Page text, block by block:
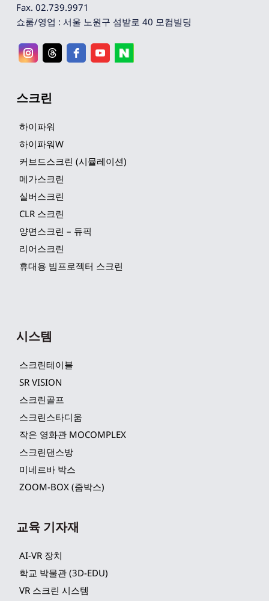
Fax. 02.739.9971
쇼룸/영업 : 서울 노원구 섬밭로 40 모컴빌딩
스크린
하이파워
하이파워W
커브드스크린 (시뮬레이션)
메가스크린
실버스크린
CLR 스크린
양면스크린 – 듀픽
리어스크린
휴대용 빔프로젝터 스크린
시스템
스크린테이블
SR VISION
스크린골프
스크린스타디움
작은 영화관 MOCOMPLEX
스크린댄스방
미네르바 박스
ZOOM-BOX (줌박스)
교육 기자재
AI-VR 장치
학교 박물관 (3D-EDU)
VR 스크린 시스템